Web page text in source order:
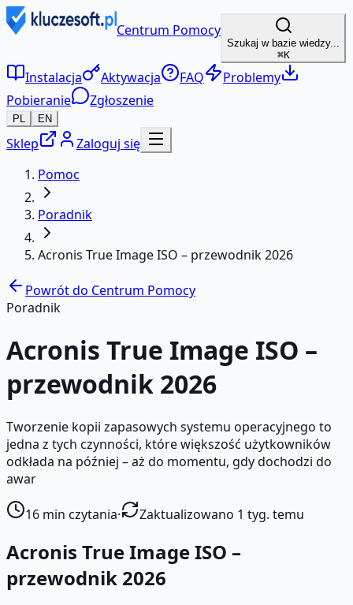
Centrum Pomocy
Szukaj w bazie wiedzy...
⌘K
Instalacja Aktywacja FAQ
Problemy
Pobieranie
Zgłoszenie
PL EN
Sklep
Zaloguj się
Pomoc
Poradnik
Acronis True Image ISO – przewodnik 2026
Powrót do Centrum Pomocy
Poradnik
Acronis True Image ISO –
przewodnik 2026
Tworzenie kopii zapasowych systemu operacyjnego to
jedna z tych czynności, które większość użytkowników
odkłada na później – aż do momentu, gdy dochodzi do
awar
16 min czytania· Zaktualizowano 1 tyg. temu
Acronis True Image ISO –
przewodnik 2026